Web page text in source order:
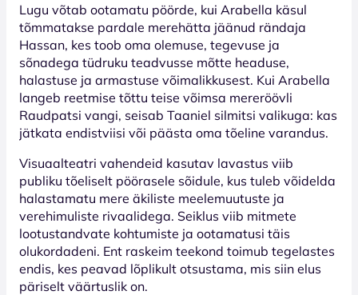
Lugu võtab ootamatu pöörde, kui Arabella käsul
tõmmatakse pardale merehätta jäänud rändaja
Hassan, kes toob oma olemuse, tegevuse ja
sõnadega tüdruku teadvusse mõtte headuse,
halastuse ja armastuse võimalikkusest. Kui Arabella
langeb reetmise tõttu teise võimsa mereröövli
Raudpatsi vangi, seisab Taaniel silmitsi valikuga: kas
jätkata endistviisi või päästa oma tõeline varandus.
Visuaalteatri vahendeid kasutav lavastus viib
publiku tõeliselt pöörasele sõidule, kus tuleb võidelda
halastamatu mere äkiliste meelemuutuste ja
verehimuliste rivaalidega. Seiklus viib mitmete
lootustandvate kohtumiste ja ootamatusi täis
olukordadeni. Ent raskeim teekond toimub tegelastes
endis, kes peavad lõplikult otsustama, mis siin elus
päriselt väärtuslik on.